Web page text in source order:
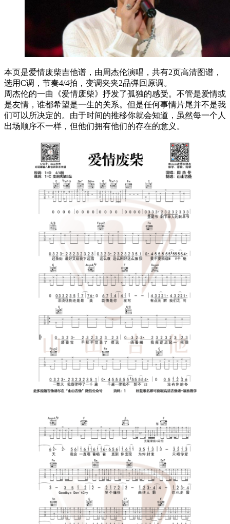
本页是爱情废柴吉他谱，由周杰伦演唱，共有2页高清图谱，
选用C调，节奏4/4拍，变调夹夹2品弹回原调。
周杰伦的一曲《爱情废柴》抒发了孤独的感受。不管是爱情或
是友情，谁都希望是一生的关系。但是任何事情片尾并不是我
们可以所决定的。由于时间的推移你就会知道，虽然每一个人
出场顺序不一样，但他们拥有他们的存在的意义。